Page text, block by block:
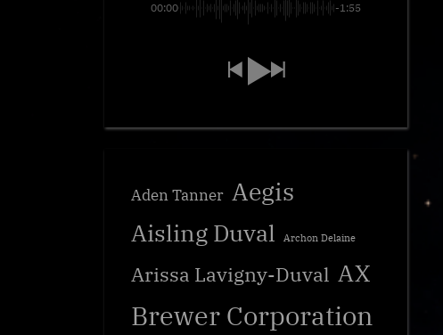
00:00 -1:55
Aden Tanner Aegis
Aisling Duval Archon Delaine
Arissa Lavigny-Duval AX
Brewer Corporation